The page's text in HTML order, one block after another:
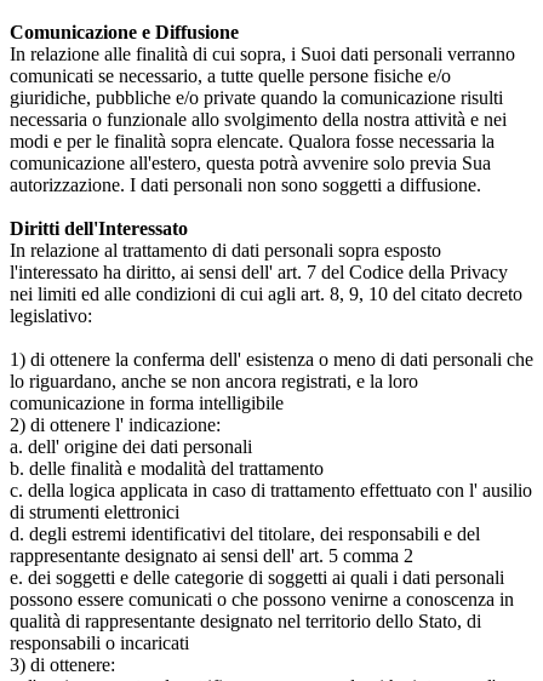
Comunicazione e Diffusione
In relazione alle finalità di cui sopra, i Suoi dati personali verranno
comunicati se necessario, a tutte quelle persone fisiche e/o
giuridiche, pubbliche e/o private quando la comunicazione risulti
necessaria o funzionale allo svolgimento della nostra attività e nei
modi e per le finalità sopra elencate. Qualora fosse necessaria la
comunicazione all'estero, questa potrà avvenire solo previa Sua
autorizzazione. I dati personali non sono soggetti a diffusione.
Diritti dell'Interessato
In relazione al trattamento di dati personali sopra esposto
l'interessato ha diritto, ai sensi dell' art. 7 del Codice della Privacy
nei limiti ed alle condizioni di cui agli art. 8, 9, 10 del citato decreto
legislativo:
1) di ottenere la conferma dell' esistenza o meno di dati personali che
lo riguardano, anche se non ancora registrati, e la loro
comunicazione in forma intelligibile
2) di ottenere l' indicazione:
a. dell' origine dei dati personali
b. delle finalità e modalità del trattamento
c. della logica applicata in caso di trattamento effettuato con l' ausilio
di strumenti elettronici
d. degli estremi identificativi del titolare, dei responsabili e del
rappresentante designato ai sensi dell' art. 5 comma 2
e. dei soggetti e delle categorie di soggetti ai quali i dati personali
possono essere comunicati o che possono venirne a conoscenza in
qualità di rappresentante designato nel territorio dello Stato, di
responsabili o incaricati
3) di ottenere: